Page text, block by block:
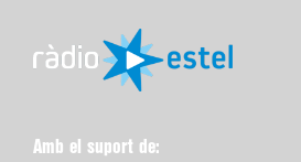
Amb el suport de: